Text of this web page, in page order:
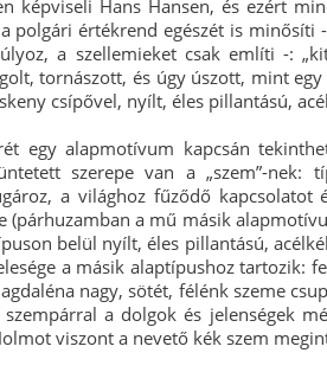
képviseli Hans Hansen, és ezért
polgári értékrend egészét is minősíti
a szellemieket csak említi -:
tornászott, és úgy úszott, mint
csípővel, nyílt, éles pillantású,
egy alapmotívum kapcsán
szerepe van a „szem”-nek:
a világhoz fűződő
a mű másik
belül nyílt, éles pillantású,
a másik alaptípushoz tartozik:
nagy, sötét, félénk szeme
a dolgok és jelenségek
viszont a nevető kék szem